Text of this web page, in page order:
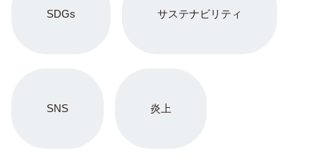
SDGs サステナビリティ
SNS 炎上